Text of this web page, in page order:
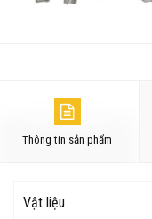
Thông tin sản phẩm
Vật liệu